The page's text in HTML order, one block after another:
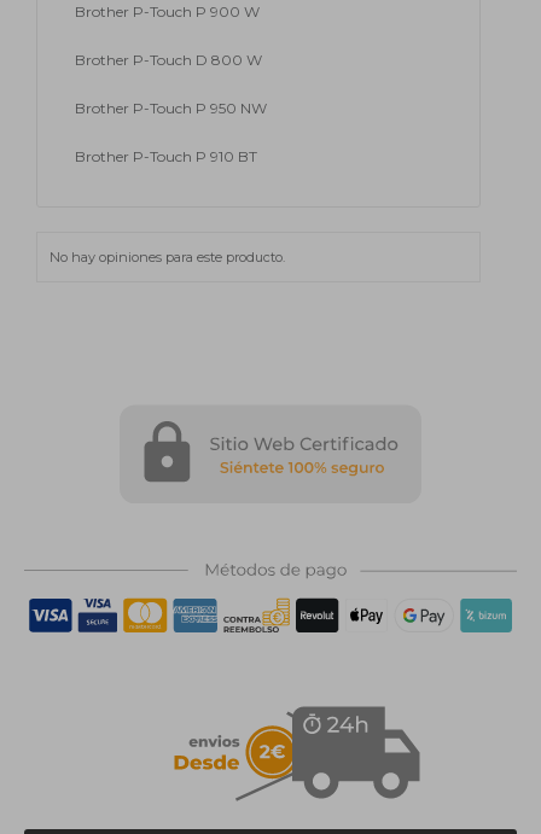
Brother P-Touch P 900 W
Brother P-Touch D 800 W
Brother P-Touch P 950 NW
Brother P-Touch P 910 BT
No hay opiniones para este producto.